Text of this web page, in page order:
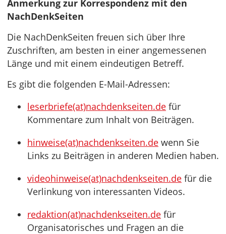
Anmerkung zur Korrespondenz mit den
NachDenkSeiten
Die NachDenkSeiten freuen sich über Ihre
Zuschriften, am besten in einer angemessenen
Länge und mit einem eindeutigen Betreff.
Es gibt die folgenden E-Mail-Adressen:
leserbriefe(at)nachdenkseiten.de für
Kommentare zum Inhalt von Beiträgen.
hinweise(at)nachdenkseiten.de wenn Sie
Links zu Beiträgen in anderen Medien haben.
videohinweise(at)nachdenkseiten.de für die
Verlinkung von interessanten Videos.
redaktion(at)nachdenkseiten.de für
Organisatorisches und Fragen an die